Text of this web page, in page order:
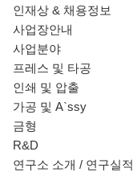
인재상 & 채용정보
사업장안내
사업분야
프레스 및 타공
인쇄 및 압출
가공 및 A`ssy
금형
R&D
연구소 소개 / 연구실적